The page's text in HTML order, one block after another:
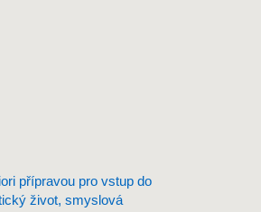
přípravou pro vstup do
život, smyslová